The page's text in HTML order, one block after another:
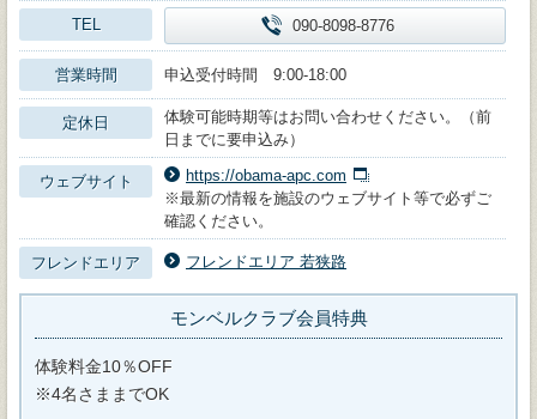
TEL 090-8098-8776
営業時間 申込受付時間 9:00-18:00
定休日
体験可能時期等はお問い合わせください。（前
日までに要申込み）
ウェブサイト
https://obama-apc.com
※最新の情報を施設のウェブサイト等で必ずご
確認ください。
フレンドエリア フレンドエリア 若狭路
モンベルクラブ会員特典
体験料金10％OFF
※4名さままでOK